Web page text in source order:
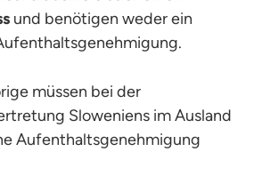
und benötigen weder ein
müssen bei der
Sloweniens im Ausland
Aufenthaltsgenehmigung